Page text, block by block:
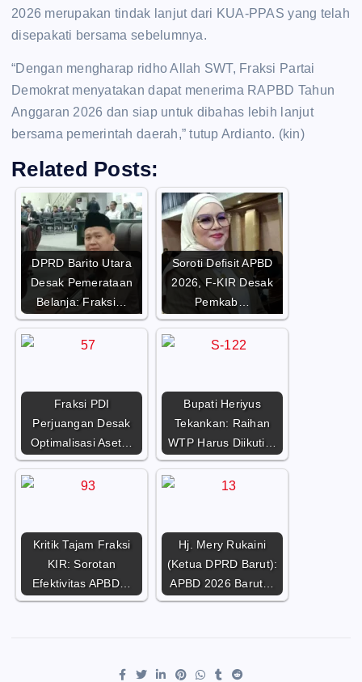
2026 merupakan tindak lanjut dari KUA-PPAS yang telah
disepakati bersama sebelumnya.
“Dengan mengharap ridho Allah SWT, Fraksi Partai
Demokrat menyatakan dapat menerima RAPBD Tahun
Anggaran 2026 dan siap untuk dibahas lebih lanjut
bersama pemerintah daerah,” tutup Ardianto. (kin)
Related Posts:
DPRD Barito Utara
Desak Pemerataan
Belanja: Fraksi…
Soroti Defisit APBD
2026, F-KIR Desak
Pemkab…
Fraksi PDI
Perjuangan Desak
Optimalisasi Aset…
Bupati Heriyus
Tekankan: Raihan
WTP Harus Diikuti…
Kritik Tajam Fraksi
KIR: Sorotan
Efektivitas APBD…
Hj. Mery Rukaini
(Ketua DPRD Barut):
APBD 2026 Barut…